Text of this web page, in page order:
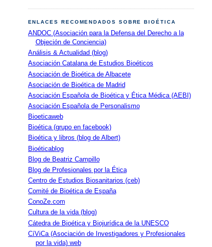
ENLACES RECOMENDADOS SOBRE BIOÉTICA
ANDOC (Asociación para la Defensa del Derecho a la
Objeción de Conciencia)
Análisis & Actualidad (blog)
Asociación Catalana de Estudios Bioéticos
Asociación de Bioética de Albacete
Asociación de Bioética de Madrid
Asociación Española de Bioética y Ética Médica (AEBI)
Asociación Española de Personalismo
Bioeticaweb
Bioética (grupo en facebook)
Bioética y libros (blog de Albert)
Bioéticablog
Blog de Beatriz Campillo
Blog de Profesionales por la Ética
Centro de Estudios Biosanitarios (ceb)
Comité de Bioética de España
ConoZe.com
Cultura de la vida (blog)
Cátedra de Bioética y Biojurídica de la UNESCO
CíViCa (Asociación de Investigadores y Profesionales
por la vida) web